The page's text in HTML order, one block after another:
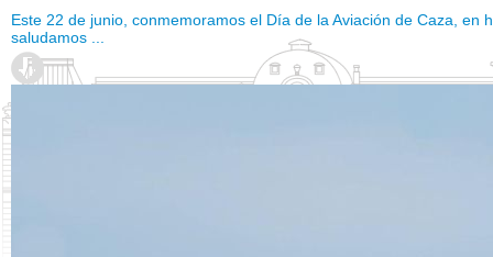
Este 22 de junio, conmemoramos el Día de la Aviación de Caza,
saludamos ...